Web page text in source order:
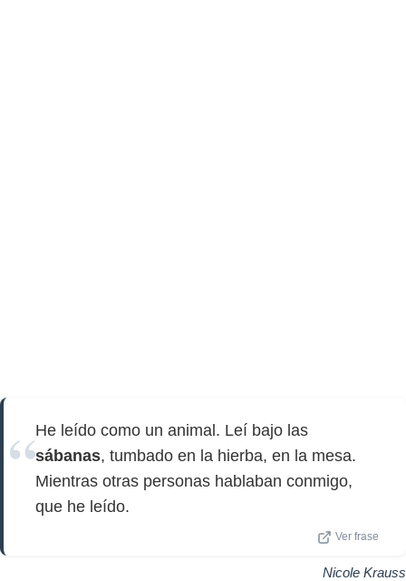
He leído como un animal. Leí bajo las
sábanas, tumbado en la hierba, en la mesa.
Mientras otras personas hablaban conmigo,
que he leído.
Ver frase
Nicole Krauss